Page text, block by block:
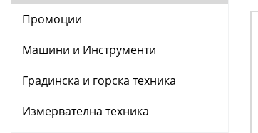
Промоции
Машини и Инструменти
Градинска и горска техника
Измервателна техника